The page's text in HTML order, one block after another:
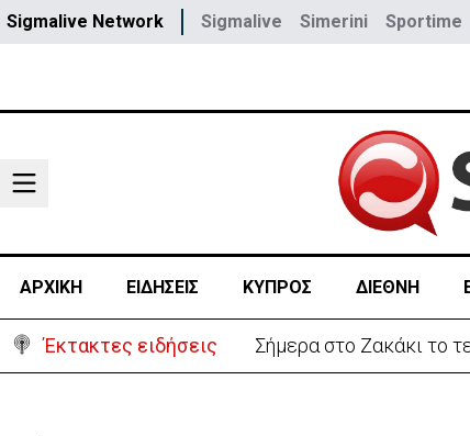
Sigmalive Network Sigmalive Simerini Sportime
ΑΡΧΙΚΗ ΕΙΔΗΣΕΙΣ ΚΥΠΡΟΣ ΔΙΕΘΝΗ
Έκτακτες ειδήσεις Αυξημένη υγρασία σε